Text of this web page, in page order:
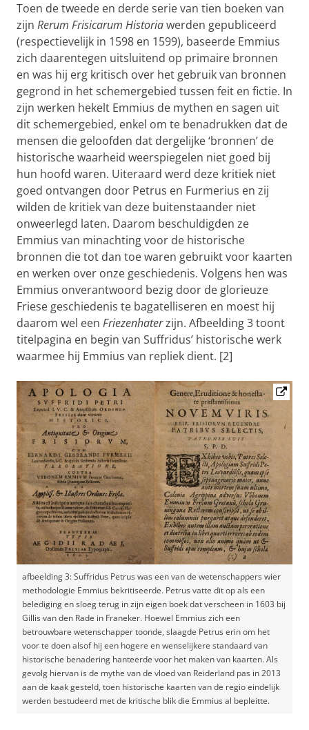
Toen de tweede en derde serie van tien boeken van
zijn Rerum Frisicarum Historiawerden gepubliceerd
(respectievelijk in 1598 en 1599), baseerde Emmius
zich daarentegen uitsluitend op primaire bronnen
en was hij erg kritisch over het gebruik van bronnen
gegrond in het schemergebied tussen feit en fictie. In
zijn werken hekelt Emmius de mythen en sagen uit
dit schemergebied, enkel om te benadrukken dat de
mensen die geloofden dat dergelijke ‘bronnen’ de
historische waarheid weerspiegelen niet goed bij
hun hoofd waren. Uiteraard werd deze kritiek niet
goed ontvangen door Petrus en Furmerius en zij
wilden de kritiek van deze buitenstaander niet
onweerlegd laten. Daarom beschuldigden ze
Emmius van minachting voor de historische
bronnen die tot dan toe waren gebruikt voor kaarten
en werken over onze geschiedenis. Volgens hen was
Emmius onverantwoord bezig door de glorieuze
Friese geschiedenis te bagatelliseren en moest hij
daarom wel een Friezenhaterzijn. Afbeelding 3 toont
titelpagina en begin van Suffridus’ historische werk
waarmee hij Emmius van repliek dient. [2]
afbeelding 3: Suffridus Petrus was een van de wetenschappers wier
methodologie Emmius bekritiseerde. Petrus vatte dit op als een
belediging en sloeg terug in zijn eigen boek dat verscheen in 1603 bij
Gillis van den Rade in Franeker. Hoewel Emmius zich een
betrouwbare wetenschapper toonde, slaagde Petrus erin om het
voor te doen alsof hij een hogere en wenselijkere standaard van
historische benadering hanteerde voor het maken van kaarten. Als
gevolg hiervan is de mythe van de vloed van Reiderland pas in 2013
aan de kaak gesteld, toen historische kaarten van de regio eindelijk
werden bestudeerd met de kritische blik die Emmius al bepleitte.